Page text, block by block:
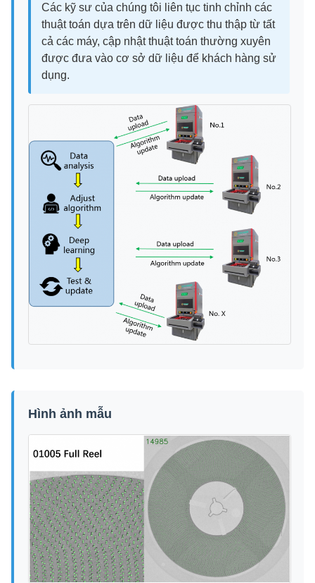
Các kỹ sư của chúng tôi liên tục tinh chỉnh các
thuật toán dựa trên dữ liệu được thu thập từ tất
cả các máy, cập nhật thuật toán thường xuyên
được đưa vào cơ sở dữ liệu để khách hàng sử
dụng.
Hình ảnh mẫu